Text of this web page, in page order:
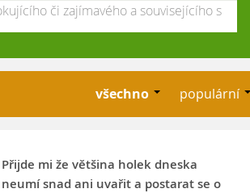
všechno populární
Přijde mi že většina holek dneska
neumí snad ani uvařit a postarat se o